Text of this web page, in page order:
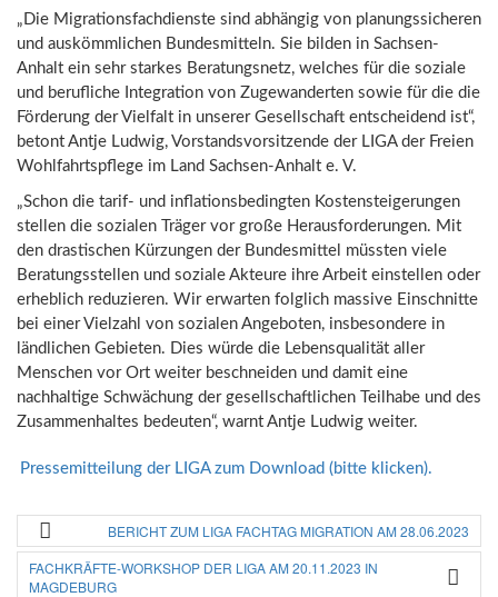
„Die Migrationsfachdienste sind abhängig von planungssicheren
und auskömmlichen Bundesmitteln. Sie bilden in Sachsen-
Anhalt ein sehr starkes Beratungsnetz, welches für die soziale
und berufliche Integration von Zugewanderten sowie für die die
Förderung der Vielfalt in unserer Gesellschaft entscheidend ist“,
betont Antje Ludwig, Vorstandsvorsitzende der LIGA der Freien
Wohlfahrtspflege im Land Sachsen-Anhalt e. V.
„Schon die tarif- und inflationsbedingten Kostensteigerungen
stellen die sozialen Träger vor große Herausforderungen. Mit
den drastischen Kürzungen der Bundesmittel müssten viele
Beratungsstellen und soziale Akteure ihre Arbeit einstellen oder
erheblich reduzieren. Wir erwarten folglich massive Einschnitte
bei einer Vielzahl von sozialen Angeboten, insbesondere in
ländlichen Gebieten. Dies würde die Lebensqualität aller
Menschen vor Ort weiter beschneiden und damit eine
nachhaltige Schwächung der gesellschaftlichen Teilhabe und des
Zusammenhaltes bedeuten“, warnt Antje Ludwig weiter.
Pressemitteilung der LIGA zum Download (bitte klicken).
BERICHT ZUM LIGA FACHTAG MIGRATION AM 28.06.2023
FACHKRÄFTE-WORKSHOP DER LIGA AM 20.11.2023 IN
MAGDEBURG